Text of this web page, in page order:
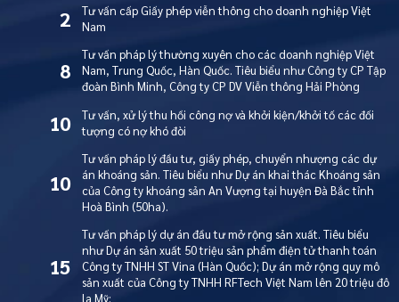
2
Tư vấn cấp Giấy phép viễn thông cho doanh nghiệp Việt
Nam
8
Tư vấn pháp lý thường xuyên cho các doanh nghiệp Việt
Nam, Trung Quốc, Hàn Quốc. Tiêu biểu như Công ty CP Tập
đoàn Bình Minh, Công ty CP DV Viễn thông Hải Phòng
10
Tư vấn, xử lý thu hồi công nợ và khởi kiện/khởi tố các đối
tượng có nợ khó đòi
10
Tư vấn pháp lý đầu tư, giấy phép, chuyển nhượng các dự
án khoáng sản. Tiêu biểu như Dự án khai thác Khoáng sản
của Công ty khoáng sản An Vượng tại huyện Đà Bắc tỉnh
Hoà Bình (50ha).
15
Tư vấn pháp lý dự án đầu tư mở rộng sản xuất. Tiêu biểu
như Dự án sản xuất 50 triệu sản phẩm điện tử thanh toán
Công ty TNHH ST Vina (Hàn Quốc); Dự án mở rộng quy mô
sản xuất của Công ty TNHH RFTech Việt Nam lên 20 triệu đô
la Mỹ;